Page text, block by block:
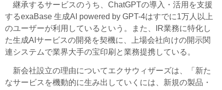
継承するサービスのうち、ChatGPTの導入・活用を支援
するexaBase 生成AI powered by GPT-4はすでに1万人以上
のユーザーが利用しているという。また、IR業務に特化し
た生成AIサービスの開発を契機に、上場会社向けの開示関
連システムで業界大手の宝印刷と業務提携している。
新会社設立の理由についてエクサウィザーズは、「新た
なサービスを機動的に生み出していくには、新規の製品・